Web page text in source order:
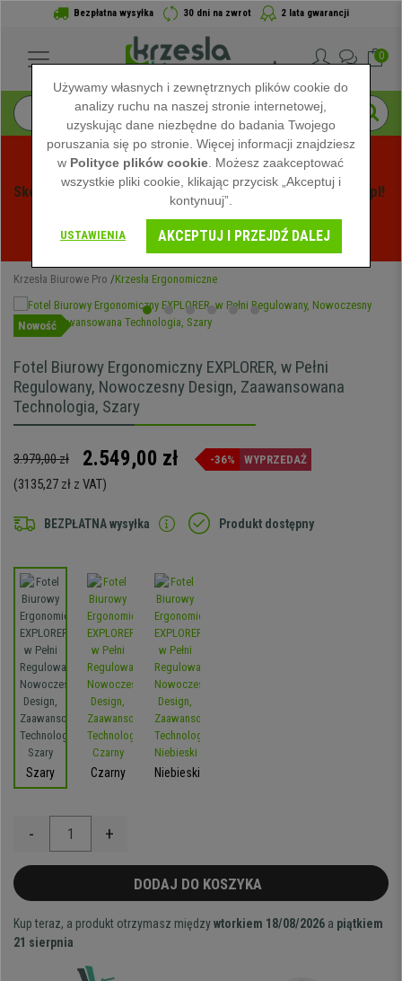
Bezpłatna wysyłka 30 dni na zwrot 2 lata gwarancji
0
Skorzystaj z Letnich Wyprzedaży na Krzeslabiurowepro.pl!
Zobacz oferty -
Krzesła Biurowe Pro Krzesła Ergonomiczne
Nowość
Fotel Biurowy Ergonomiczny EXPLORER, w Pełni
Regulowany, Nowoczesny Design, Zaawansowana
Technologia, Szary
3.979,00 zł 2.549,00 zł -36% WYPRZEDAŻ
(3135,27 zł z VAT)
BEZPŁATNA wysyłka Produkt dostępny
Szary Czarny Niebieski
- +
DODAJ DO KOSZYKA
Kup teraz, a produkt otrzymasz międzywtorkiem 18/08/2026 a piątkiem
21 sierpnia
Używamy własnych i zewnętrznych plików cookie do
analizy ruchu na naszej stronie internetowej,
uzyskując dane niezbędne do badania Twojego
poruszania się po stronie. Więcej informacji znajdziesz
w Polityce plików cookie . Możesz zaakceptować
wszystkie pliki cookie, klikając przycisk „Akceptuj i
kontynuuj”.
USTAWIENIA AKCEPTUJ I PRZEJDŹ DALEJ